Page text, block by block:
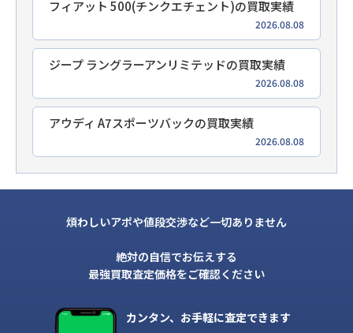
フィアット 500(チンクエチェント)の買取実績
2026.08.08
ジープ ラングラーアンリミテッドの買取実績
2026.08.08
アウディ A7スポーツバックの買取実績
2026.08.08
煩わしいアポや値段交渉など一切ありません
絶対の自信でお伝えする
最強買取査定価格をご確認ください
カンタン、お手軽に査定できます